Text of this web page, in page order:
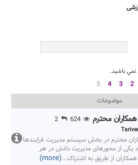
باشيد.
2
3
4
5
موضوعات
محترم 624
محترم در بخش سیستم مدیریت فرایندها
یکی از محورهای مدیریت دانش در هر
از طریق به اشتراک...
(more)